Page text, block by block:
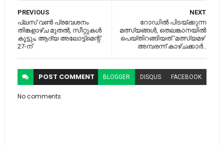
NEXT
റോഡിൽ പിടയ്ക്കുന്ന
മത്സ്യങ്ങൾ, തെലങ്കാനയിൽ
പെയ്തിറങ്ങിയത് ‘മത്സ്യമഴ’
അമ്പരന്ന് കാഴ്ചക്കാർ..
PREVIOUS
പ്ലസ് വണ്‍ പ്രവേശനം
തിങ്കളാഴ്ച മുതല്‍, സീറ്റുകള്‍
കൂട്ടും; ആദ്യ അലോട്ട്‌മെന്റ്
27-ന്
POST COMMENT BLOGGER DISQUS FACEBOOK
No comments